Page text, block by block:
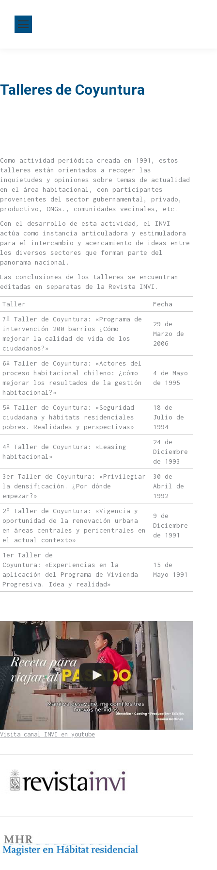
Talleres de Coyuntura
Como actividad periódica creada en 1991, estos
talleres están orientados a recoger las
inquietudes y opiniones sobre temas de actualidad
en el área habitacional, con participantes
provenientes del sector gubernamental, privado,
productivo, ONGs., comunidades vecinales, etc.
Con el desarrollo de esta actividad, el INVI
actúa como instancia articuladora y estimuladora
para el intercambio y acercamiento de ideas entre
los diversos sectores que forman parte del
panorama nacional.
Las conclusiones de los talleres se encuentran
editadas en separatas de la Revista INVI.
Taller
Fecha
7º Taller de Coyuntura: «Programa de
intervención 200 barrios ¿Cómo
mejorar la calidad de vida de los
ciudadanos?»
29 de
Marzo de
2006
6º Taller de Coyuntura: «Actores del
proceso habitacional chileno: ¿cómo
mejorar los resultados de la gestión
habitacional?»
4 de Mayo
de 1995
5º Taller de Coyuntura: «Seguridad
ciudadana y hábitats residenciales
pobres. Realidades y perspectivas»
18 de
Julio de
1994
4º Taller de Coyuntura: «Leasing
habitacional»
24 de
Diciembre
de 1993
3er Taller de Coyuntura: «Privilegiar
la densificación. ¿Por dónde
empezar?»
30 de
Abril de
1992
2º Taller de Coyuntura: «Vigencia y
oportunidad de la renovación urbana
en áreas centrales y pericentrales en
el actual contexto»
9 de
Diciembre
de 1991
1er Taller de
Coyuntura: «Experiencias en la
aplicación del Programa de Vivienda
Progresiva. Idea y realidad»
15 de
Mayo 1991
Visita canal INVI en youtube